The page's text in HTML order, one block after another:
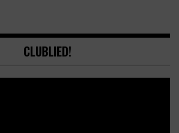
CLUBLIED!